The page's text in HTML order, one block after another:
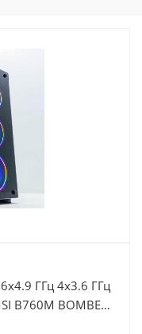
ГГц 4x3.6 ГГц
B760M BOMBER
Память